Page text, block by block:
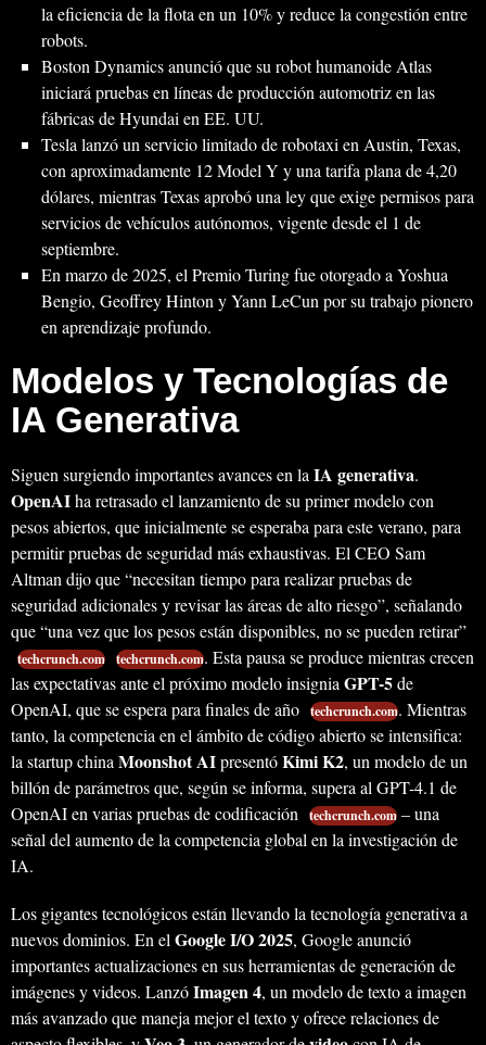
la eficiencia de la flota en un 10% y reduce la congestión entre
robots.
Boston Dynamics anunció que su robot humanoide Atlas
iniciará pruebas en líneas de producción automotriz en las
fábricas de Hyundai en EE. UU.
Tesla lanzó un servicio limitado de robotaxi en Austin, Texas,
con aproximadamente 12 Model Y y una tarifa plana de 4,20
dólares, mientras Texas aprobó una ley que exige permisos para
servicios de vehículos autónomos, vigente desde el 1 de
septiembre.
En marzo de 2025, el Premio Turing fue otorgado a Yoshua
Bengio, Geoffrey Hinton y Yann LeCun por su trabajo pionero
en aprendizaje profundo.
Modelos y Tecnologías de
IA Generativa
Siguen surgiendo importantes avances en la IA generativa.
OpenAIha retrasado el lanzamiento de su primer modelo con
pesos abiertos, que inicialmente se esperaba para este verano, para
permitir pruebas de seguridad más exhaustivas. El CEO Sam
Altman dijo que “necesitan tiempo para realizar pruebas de
seguridad adicionales y revisar las áreas de alto riesgo”, señalando
que “una vez que los pesos están disponibles, no se pueden retirar”
techcrunch.com techcrunch.com. Esta pausa se produce mientras crecen
las expectativas ante el próximo modelo insignia GPT-5de
OpenAI, que se espera para finales de año techcrunch.com. Mientras
tanto, la competencia en el ámbito de código abierto se intensifica:
la startup china Moonshot AIpresentóKimi K2, un modelo de un
billón de parámetros que, según se informa, supera al GPT-4.1 de
OpenAI en varias pruebas de codificación
techcrunch.com – una
señal del aumento de la competencia global en la investigación de
IA.
Los gigantes tecnológicos están llevando la tecnología generativa a
nuevos dominios. En el Google I/O 2025, Google anunció
importantes actualizaciones en sus herramientas de generación de
imágenes y videos. LanzóImagen 4, un modelo de texto a imagen
más avanzado que maneja mejor el texto y ofrece relaciones de